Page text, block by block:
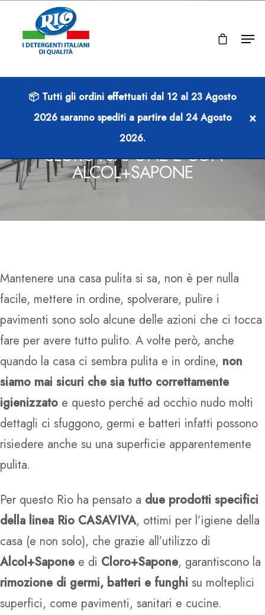
RIO CASAVIVA CON
CLORO+SAPONE E CON
ALCOL+SAPONE
Mantenere una casa pulita si sa, non è per nulla
facile, mettere in ordine, spolverare, pulire i
pavimenti sono solo alcune delle azioni che ci tocca
fare per avere tutto pulito. A volte però, anche
quando la casa ci sembra pulita e in ordine, non
siamo mai sicuri che sia tutto correttamente
igienizzato e questo perché ad occhio nudo molti
dettagli ci sfuggono, germi e batteri infatti possono
risiedere anche su una superficie apparentemente
pulita.
Per questo Rio ha pensato a due prodotti specifici
della linea Rio CASAVIVA, ottimi per l’igiene della
casa (e non solo), che grazie all’utilizzo di
Alcol+Sapone e di Cloro+Sapone, garantiscono la
rimozione di germi, batteri e funghi su molteplici
superfici, come pavimenti, sanitari e cucine.
📦 Tutti gli ordini effettuati dal 12 al 23 Agosto
2026saranno spediti a partire dal 24 Agosto
2026.
×